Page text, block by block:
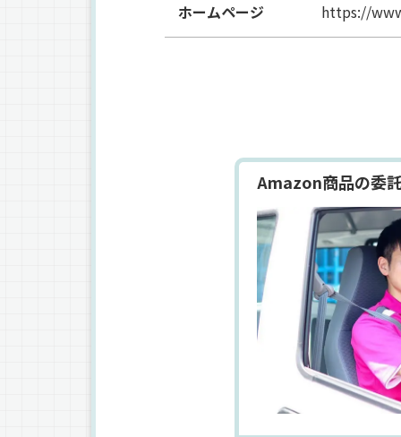
ホームページ https://
Amazon商品の委